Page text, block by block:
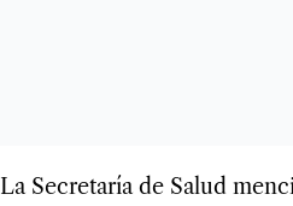
La Secretaría de Salud